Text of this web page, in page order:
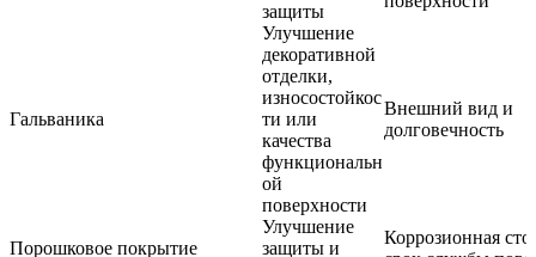
защиты
Гальваника
Улучшение
декоративной
отделки,
износостойкос
ти или
качества
функциональн
ой
поверхности
Внешний вид и
долговечность
Порошковое покрытие
Улучшение
защиты и
Коррозионная